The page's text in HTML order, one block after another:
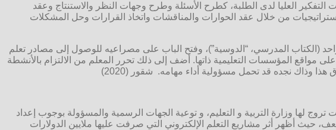
العليا لدى الطلبة، كطرح الأسئلة وطرح وجهات النظر والاستنتاج وعقد
من خلال عقد الحوارات والمناقشات واتخاذ القرارات وحل المشكلات
(الكتاب المدرسي، “الدوسية”)، وفتح الباب على مصراعيه للوصول إلى مصادر تعلم
مواقع المؤسسات التعليمية ذاتها. أضف إلى ذلك تحرر المعلم من الالتزام بالأنشطة
هذا وذاك نجده قد تحمل مسؤولية أداء مهامه. شقور (2020)
لها وزارة التربية و التعليم، و توعية الجهات الرسمية والمسؤولة بوجوب إعداد
أظهر أثر مشاريع التعلم الإلكتروني التي صرفت عليها ملايين الدولارات